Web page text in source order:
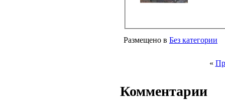
Размещено в Без категории
«
Комментарии